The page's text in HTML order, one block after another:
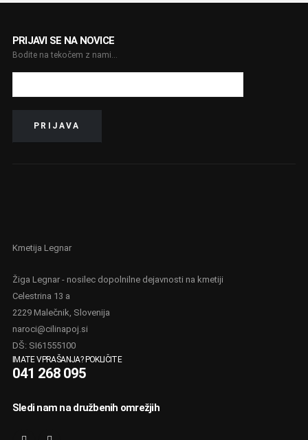
PRIJAVI SE NA NOVICE
Bodite na tekočem z nami...
Kmetija Legnar
Žiga Legnar - nosilec dopolnilne dejavnosti na kmetiji
Celestrina 13 a
2229 Malečnik, Slovenija
naroci@cilinapoj.si
DŠ: SI61555100
IMATE VPRAŠANJA? POKLIČITE
041 268 095
Sledi nam na družbenih omrežjih